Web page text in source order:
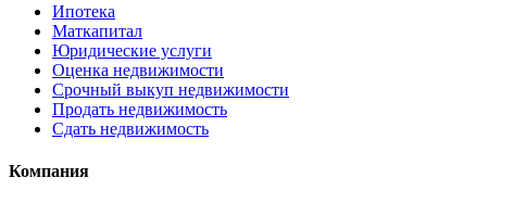
Ипотека
Маткапитал
Юридические услуги
Оценка недвижимости
Срочный выкуп недвижимости
Продать недвижимость
Сдать недвижимость
Компания